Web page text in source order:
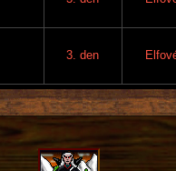
3. den